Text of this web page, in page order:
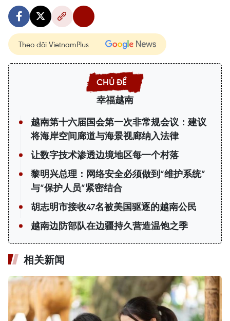
Theo dõi VietnamPlus
幸福越南
越南第十六届国会第一次非常规会议：建议
将海岸空间廊道与海景视廊纳入法律
让数字技术渗透边境地区每一个村落
黎明兴总理：网络安全必须做到“维护系统”
与“保护人员”紧密结合
胡志明市接收47名被美国驱逐的越南公民
越南边防部队在边疆持久营造温饱之季
相关新闻